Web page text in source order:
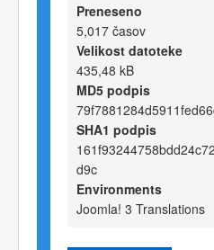
Preneseno
5,017 časov
Velikost datoteke
435,48 kB
MD5 podpis
SHA1 podpis
d9c
Environments
Joomla! 3 Translations